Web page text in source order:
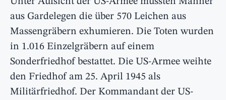
aus Gardelegen die über 570 Leichen aus
Massengräbern exhumieren. Die Toten wurden
in 1.016 Einzelgräbern auf einem
Sonderfriedhof bestattet. Die US-Armee weihte
den Friedhof am 25. April 1945 als
Militärfriedhof. Der Kommandant der US-